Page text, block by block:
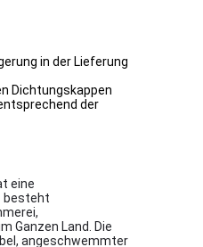
in der Lieferung
Dichtungskappen
der
eine
besteht
Ganzen Land. Die
angeschwemmter